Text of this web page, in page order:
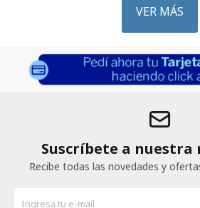
VER MÁS
Suscríbete a
Recibe todas las novedades y